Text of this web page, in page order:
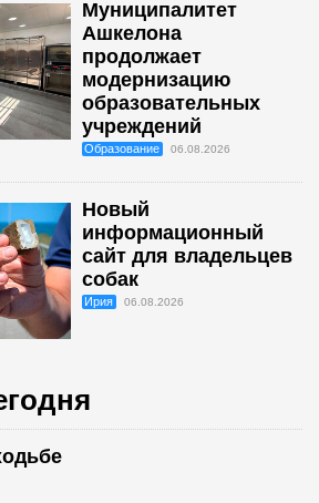
Муниципалитет
Ашкелона
продолжает
модернизацию
образовательных
учреждений
Образование 06.08.2026
Новый
информационный
сайт для владельцев
собак
Ирия 06.08.2026